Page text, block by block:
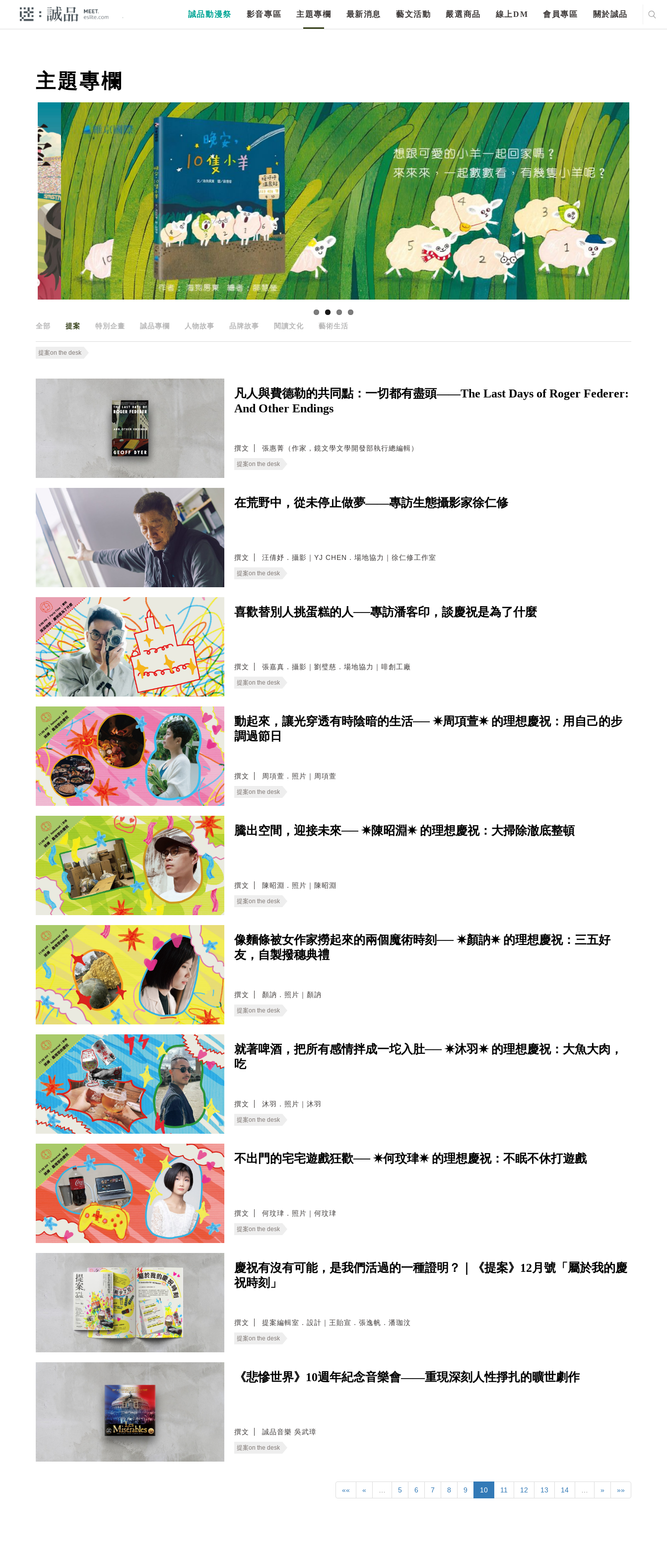
誠品動漫祭 影音專區 主題專欄 最新消息 藝文活動 嚴選商品 線上DM 會員專區 關於誠品
主題專欄
全部 提案 特別企畫 誠品專欄 人物故事 品牌故事 閱讀文化 藝術生活
提案on the desk
凡人與費德勒的共同點：一切都有盡頭——The Last Days of Roger Federer:
And Other Endings
撰文 張惠菁（作家，鏡文學文學開發部執行總編輯）
提案on the desk
在荒野中，從未停止做夢——專訪生態攝影家徐仁修
撰文 汪倩妤．攝影｜YJ CHEN．場地協力｜徐仁修工作室
提案on the desk
喜歡替別人挑蛋糕的人──專訪潘客印，談慶祝是為了什麼
撰文 張嘉真．攝影｜劉璧慈．場地協力｜啡創工廠
提案on the desk
動起來，讓光穿透有時陰暗的生活── ✷周項萱✷ 的理想慶祝：用自己的步
調過節日
撰文 周項萱．照片｜周項萱
提案on the desk
騰出空間，迎接未來── ✷陳昭淵✷ 的理想慶祝：大掃除澈底整頓
撰文 陳昭淵．照片｜陳昭淵
提案on the desk
像麵條被女作家撈起來的兩個魔術時刻── ✷顏訥✷ 的理想慶祝：三五好
友，自製撥穗典禮
撰文 顏訥．照片｜顏訥
提案on the desk
就著啤酒，把所有感情拌成一坨入肚── ✷沐羽✷ 的理想慶祝：大魚大肉，
吃
撰文 沐羽．照片｜沐羽
提案on the desk
不出門的宅宅遊戲狂歡── ✷何玟珒✷ 的理想慶祝：不眠不休打遊戲
撰文 何玟珒．照片｜何玟珒
提案on the desk
慶祝有沒有可能，是我們活過的一種證明？｜《提案》12月號「屬於我的慶
祝時刻」
撰文 提案編輯室．設計｜王貽宣．張逸帆．潘珈汶
提案on the desk
《悲慘世界》10週年紀念音樂會——重現深刻人性掙扎的曠世劇作
撰文 誠品音樂 吳武璋
提案on the desk
«« « … 5 6 7 8 9 10 11 12 13 14 … » »»